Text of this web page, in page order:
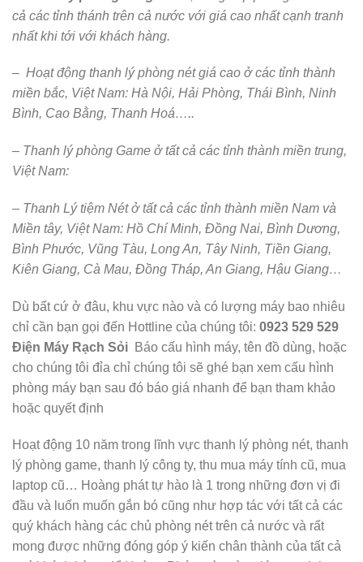
cả các tỉnh thánh trên cả nước với giá cao nhất cạnh tranh
nhất khi tới với khách hàng.
– Hoạt động thanh lý phòng nét giá cao ở các tỉnh thành
miền bắc, Việt Nam: Hà Nội, Hải Phòng, Thái Bình, Ninh
Bình, Cao Bằng, Thanh Hoá…..
– Thanh lý phòng Game ở tất cả các tỉnh thành miền trung,
Việt Nam:
– Thanh Lý tiệm Nét ở tất cả các tỉnh thành miền Nam và
Miền tây, Việt Nam: Hồ Chí Minh, Đồng Nai, Bình Dương,
Bình Phước, Vũng Tàu, Long An, Tây Ninh, Tiền Giang,
Kiên Giang, Cà Mau, Đồng Tháp, An Giang, Hậu Giang…
Dù bất cứ ở đâu, khu vực nào và có lượng máy bao nhiêu
chỉ cần bạn gọi đến Hottline của chúng tôi: 0923 529 529
Điện Máy Rạch Sỏi Báo cấu hình máy, tên đồ dùng, hoặc
cho chúng tôi đỉa chỉ chúng tôi sẽ ghé bạn xem cấu hình
phòng máy bạn sau đó báo giá nhanh để bạn tham khảo
hoặc quyết định
Hoạt động 10 năm trong lĩnh vực thanh lý phòng nét, thanh
lý phòng game, thanh lý công ty, thu mua máy tính cũ, mua
laptop cũ… Hoàng phát tự hào là 1 trong những đơn vị đi
đầu và luốn muốn gắn bó cũng như hợp tác với tất cả các
quý khách hàng các chủ phòng nét trên cả nước và rất
mong được những đóng góp ý kiến chân thành của tất cả